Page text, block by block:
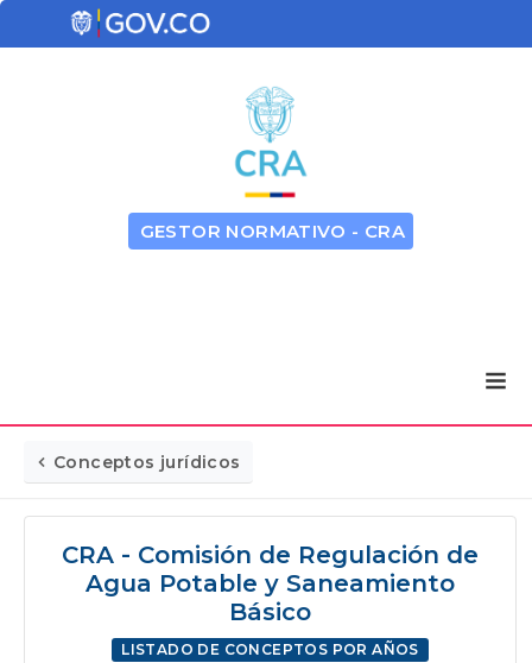
GESTOR NORMATIVO - CRA
Conceptos jurídicos
CRA - Comisión de Regulación de
Agua Potable y Saneamiento
Básico
LISTADO DE CONCEPTOS POR AÑOS